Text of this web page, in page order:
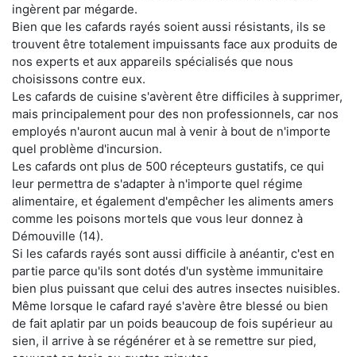
ingèrent par mégarde.
Bien que les cafards rayés soient aussi résistants, ils se
trouvent être totalement impuissants face aux produits de
nos experts et aux appareils spécialisés que nous
choisissons contre eux.
Les cafards de cuisine s'avèrent être difficiles à supprimer,
mais principalement pour des non professionnels, car nos
employés n'auront aucun mal à venir à bout de n'importe
quel problème d'incursion.
Les cafards ont plus de 500 récepteurs gustatifs, ce qui
leur permettra de s'adapter à n'importe quel régime
alimentaire, et également d'empêcher les aliments amers
comme les poisons mortels que vous leur donnez à
Démouville (14).
Si les cafards rayés sont aussi difficile à anéantir, c'est en
partie parce qu'ils sont dotés d'un système immunitaire
bien plus puissant que celui des autres insectes nuisibles.
Même lorsque le cafard rayé s'avère être blessé ou bien
de fait aplatir par un poids beaucoup de fois supérieur au
sien, il arrive à se régénérer et à se remettre sur pied,